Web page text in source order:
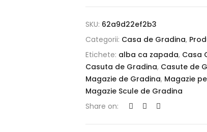
SKU: 62a9d22ef2b3
Categorii: Casa de Gradina,
Etichete: alba ca zapada, Casa
Casuta de Gradina, Casute de
Magazie de Gradina, Magazie
Magazie Scule de Gradina
Share on: